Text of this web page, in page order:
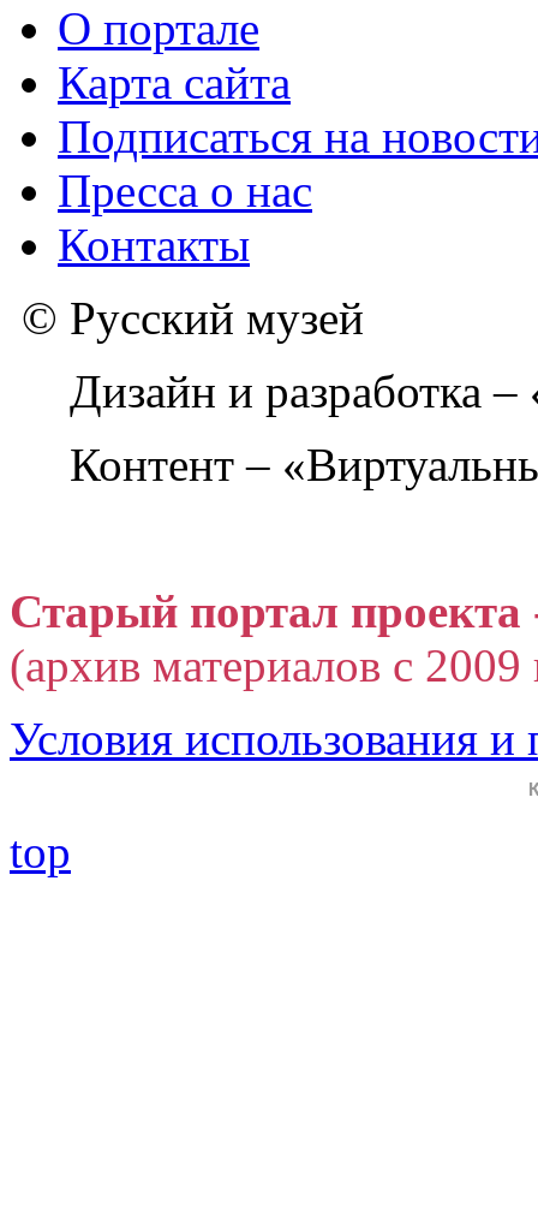
О портале
Карта сайта
Подписаться на
Пресса о нас
Контакты
© Русский музей
Дизайн и разработка
Контент –
Старый портал
(архив материалов с
Условия использования
top